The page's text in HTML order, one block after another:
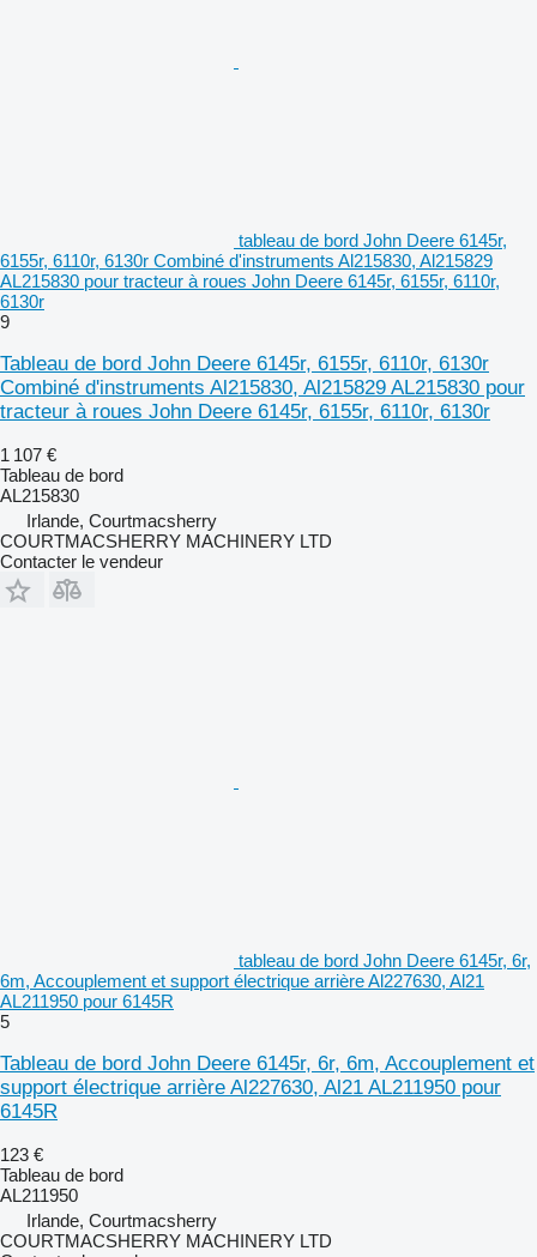
tableau de bord John Deere 6145r,
6155r, 6110r, 6130r Combiné d'instruments Al215830, Al215829
AL215830 pour tracteur à roues John Deere 6145r, 6155r, 6110r,
6130r
9
Tableau de bord John Deere 6145r, 6155r, 6110r, 6130r
Combiné d'instruments Al215830, Al215829 AL215830 pour
tracteur à roues John Deere 6145r, 6155r, 6110r, 6130r
1 107 €
Tableau de bord
AL215830
Irlande, Courtmacsherry
COURTMACSHERRY MACHINERY LTD
Contacter le vendeur
tableau de bord John Deere 6145r, 6r,
6m, Accouplement et support électrique arrière Al227630, Al21
AL211950 pour 6145R
5
Tableau de bord John Deere 6145r, 6r, 6m, Accouplement et
support électrique arrière Al227630, Al21 AL211950 pour
6145R
123 €
Tableau de bord
AL211950
Irlande, Courtmacsherry
COURTMACSHERRY MACHINERY LTD